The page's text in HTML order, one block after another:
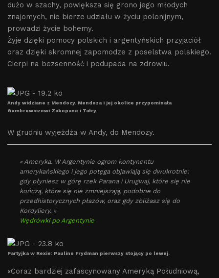
dużo w szachy, powiększa się grono jego młodych
znajomych, nie bierze udziału w życiu polonijnym,
prowadzi życie bohemy.
Żyje dzięki pomocy polskich i argentyńskich przyjaciół
oraz dzięki skromnej zapomodze z poselstwa polskiego.
Cierpi na bezsenność i podupada na zdrowiu.
Andy widziane z Mendozy. Mendoza i jej okolice przypominała
Gombrowiczowi Zakopane i Tatry.
W grudniu wyjeżdża w Andy, do Mendozy.
« Ameryka. W Argentynie ogrom kontynentu
amerykańskiego i jego potęga objawiają się dwukrotnie:
gdy płyniesz w górę rzek Parana i Urugwaj, które się nie
kończą, które się nie zmniejszają, podobne do
przedhistorycznych płazów, oraz gdy zbliżasz się do
Kordyliery. »
Wędrówki po Argentynie
Partyjka w Rexie: Paulino Frydman pierwszy stojący po lewej.
«Coraz bardziej zafascynowany Ameryką Południową,